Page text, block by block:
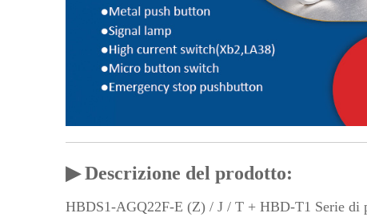
▶ Descrizione del prodotto:
HBDS1-AGQ22F-E (Z) / J / T + HBD-T1 Serie di